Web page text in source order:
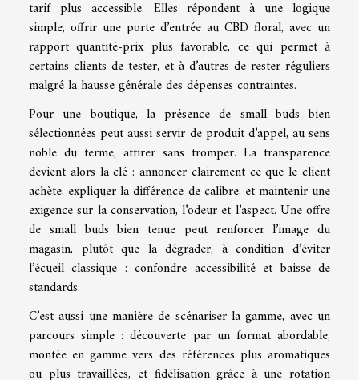
tarif plus accessible. Elles répondent à une logique
simple, offrir une porte d’entrée au CBD floral, avec un
rapport quantité-prix plus favorable, ce qui permet à
certains clients de tester, et à d’autres de rester réguliers
malgré la hausse générale des dépenses contraintes.
Pour une boutique, la présence de small buds bien
sélectionnées peut aussi servir de produit d’appel, au sens
noble du terme, attirer sans tromper. La transparence
devient alors la clé : annoncer clairement ce que le client
achète, expliquer la différence de calibre, et maintenir une
exigence sur la conservation, l’odeur et l’aspect. Une offre
de small buds bien tenue peut renforcer l’image du
magasin, plutôt que la dégrader, à condition d’éviter
l’écueil classique : confondre accessibilité et baisse de
standards.
C’est aussi une manière de scénariser la gamme, avec un
parcours simple : découverte par un format abordable,
montée en gamme vers des références plus aromatiques
ou plus travaillées, et fidélisation grâce à une rotation